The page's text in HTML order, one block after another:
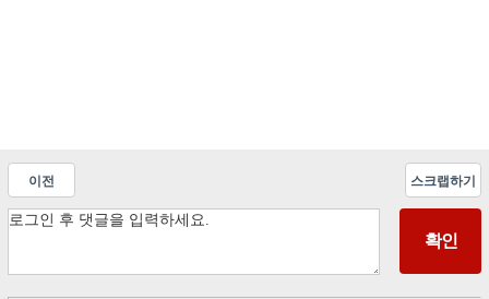
이전 스크랩하기